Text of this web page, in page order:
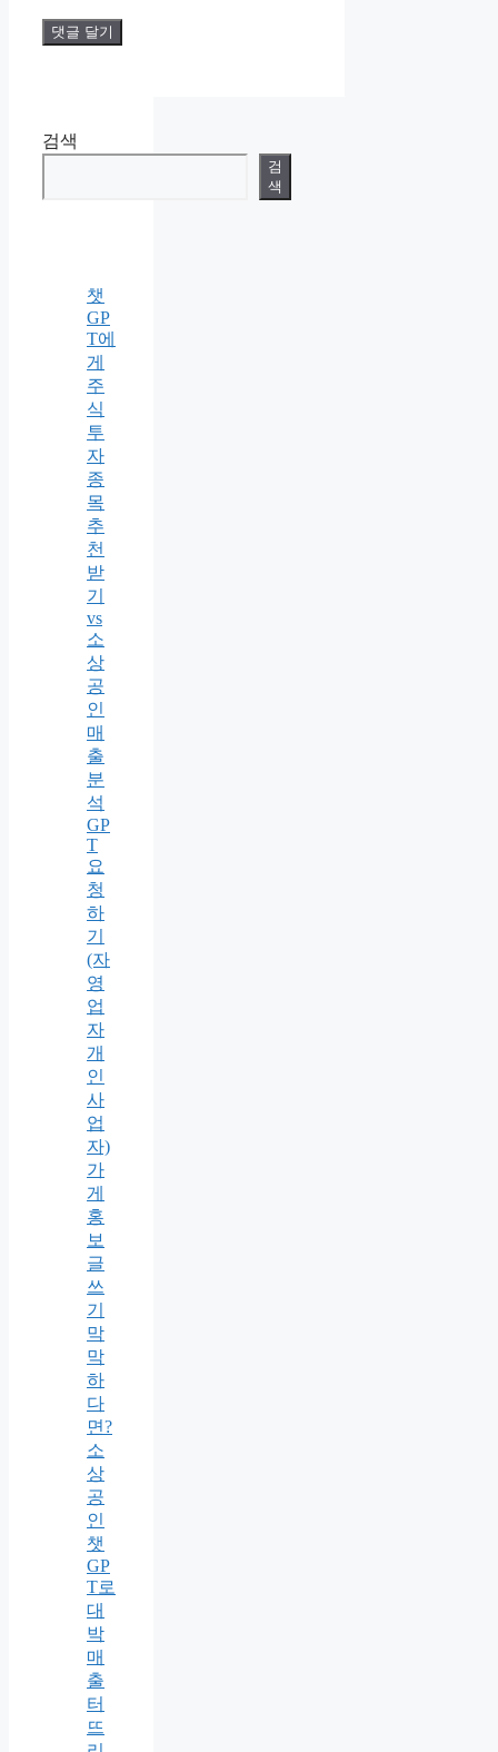
검색
검
색
챗
GP
T에
게
주
식
투
자
종
목
추
천
받
기
vs
소
상
공
인
매
출
분
석
GP
T
요
청
하
기
(자
영
업
자
개
인
사
업
자)
가
게
홍
보
글
쓰
기
막
막
하
다
면?
소
상
공
인
챗
GP
T로
대
박
매
출
터
뜨